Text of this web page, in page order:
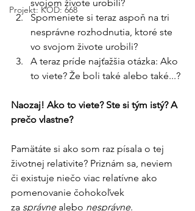
Projekt: KÓD: 668
svojom živote urobili?
Spomeniete si teraz aspoň na tri
nesprávne rozhodnutia, ktoré ste
vo svojom živote urobili?
A teraz príde najťažšia otázka: Ako
to viete? Že boli také alebo také...?
Naozaj! Ako to viete? Ste si tým istý? A
prečo vlastne?
Pamätáte si ako som raz písala o tej
životnej relativite? Priznám sa, neviem
či existuje niečo viac relatívne ako
pomenovanie čohokoľvek
za správne alebo nesprávne.